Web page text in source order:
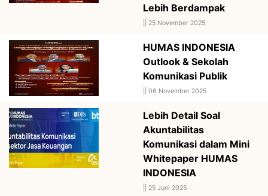
Lebih Berdampak
25 November 2025
HUMAS INDONESIA
Outlook & Sekolah
Komunikasi Publik
06 November 2025
Lebih Detail Soal
Akuntabilitas
Komunikasi dalam Mini
Whitepaper HUMAS
INDONESIA
25 Juni 2025